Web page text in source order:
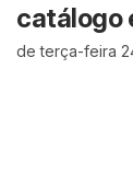
catálogo
de terça-feira